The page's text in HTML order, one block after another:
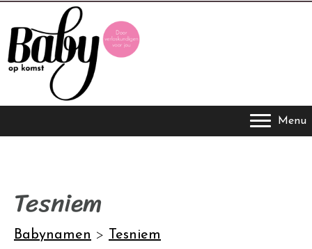
Menu
Tesniem
Babynamen > Tesniem